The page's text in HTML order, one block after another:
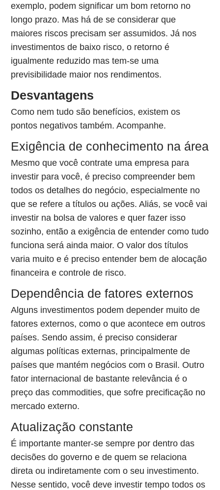
exemplo, podem significar um bom retorno no
longo prazo. Mas há de se considerar que
maiores riscos precisam ser assumidos. Já nos
investimentos de baixo risco, o retorno é
igualmente reduzido mas tem-se uma
previsibilidade maior nos rendimentos.
Desvantagens
Como nem tudo são benefícios, existem os
pontos negativos também. Acompanhe.
Exigência de conhecimento na área
Mesmo que você contrate uma empresa para
investir para você, é preciso compreender bem
todos os detalhes do negócio, especialmente no
que se refere a títulos ou ações. Aliás, se você vai
investir na bolsa de valores e quer fazer isso
sozinho, então a exigência de entender como tudo
funciona será ainda maior. O valor dos títulos
varia muito e é preciso entender bem de alocação
financeira e controle de risco.
Dependência de fatores externos
Alguns investimentos podem depender muito de
fatores externos, como o que acontece em outros
países. Sendo assim, é preciso considerar
algumas políticas externas, principalmente de
países que mantém negócios com o Brasil. Outro
fator internacional de bastante relevância é o
preço das commodities, que sofre precificação no
mercado externo.
Atualização constante
É importante manter-se sempre por dentro das
decisões do governo e de quem se relaciona
direta ou indiretamente com o seu investimento.
Nesse sentido, você deve investir tempo todos os